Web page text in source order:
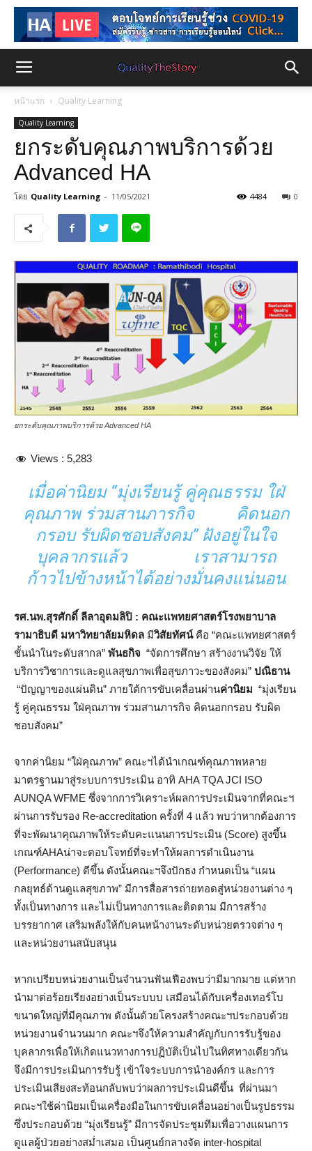
หน้าแรก Quality Learning
Quality Learning
ยกระดับคุณภาพบริการด้วย
Advanced HA
โดย Quality Learning - 11/05/2021 0
4484
ยกระดับคุณภาพบริการด้วย Advanced HA
Views : 5,283
เมื่อค่านิยม “มุ่งเรียนรู้ คู่คุณธรรม ใฝ่
คุณภาพ ร่วมสานภารกิจ คิดนอก
กรอบ รับผิดชอบสังคม” ฝังอยู่ในใจ
บุคลากรแล้ว เราสามารถ
ก้าวไปข้างหน้าได้อย่างมั่นคงแน่นอน
รศ.นพ.สุรศักดิ์ ลีลาอุดมลิปิ : คณะแพทยศาสตร์โรงพยาบาล
รามาธิบดี มหาวิทยาลัยมหิดล มีวิสัยทัศน์คือ “คณะแพทยศาสตร์
ชั้นนำในระดับสากล” พันธกิจ “จัดการศึกษา สร้างงานวิจัย ให้
บริการวิชาการและดูแลสุขภาพเพื่อสุขภาวะของสังคม” ปณิธาน
“ปัญญาของแผ่นดิน” ภายใต้การขับเคลื่อนผ่านค่านิยม “มุ่งเรียน
รู้ คู่คุณธรรม ใฝ่คุณภาพ ร่วมสานภารกิจ คิดนอกกรอบ รับผิด
ชอบสังคม”
จากค่านิยม “ใฝ่คุณภาพ” คณะฯได้นำเกณฑ์คุณภาพหลาย
มาตรฐานมาสู่ระบบการประเมิน อาทิ AHA TQA JCI ISO
AUNQA WFME ซึ่งจากการวิเคราะห์ผลการประเมินจากที่คณะฯ
ผ่านการรับรอง Re-accreditation ครั้งที่ 4 แล้ว พบว่าหากต้องการ
ที่จะพัฒนาคุณภาพให้ระดับคะแนนการประเมิน (Score) สูงขึ้น
เกณฑ์AHAน่าจะตอบโจทย์ที่จะทำให้ผลการดำเนินงาน
(Performance) ดีขึ้น ดังนั้นคณะฯจึงปักธง กำหนดเป็น “แผน
กลยุทธ์ด้านดูแลสุขภาพ” มีการสื่อสารถ่ายทอดสู่หน่วยงานต่าง ๆ
ทั้งเป็นทางการ และไม่เป็นทางการและติดตาม มีการสร้าง
บรรยากาศ เสริมพลังให้กับคนหน้างานระดับหน่วยตรวจต่าง ๆ
และหน่วยงานสนับสนุน
หากเปรียบหน่วยงานเป็นจำนวนฟันเฟืองพบว่ามีมากมาย แต่หาก
นำมาต่อร้อยเรียงอย่างเป็นระบบบ เสมือนได้กับเครื่องเทอร์โบ
ขนาดใหญ่ที่มีคุณภาพ ดังนั้นด้วยโครงสร้างคณะฯประกอบด้วย
หน่วยงานจำนวนมาก คณะฯจึงให้ความสำคัญกับการรับรู้ของ
บุคลากรเพื่อให้เกิดแนวทางการปฏิบัติเป็นไปในทิศทางเดียวกัน
จึงมีการประเมินการรับรู้ เข้าใจระบบการนำองค์กร และการ
ประเมินเสียงสะท้อนกลับพบว่าผลการประเมินดีขึ้น ที่ผ่านมา
คณะฯใช้ค่านิยมเป็นเครื่องมือในการขับเคลื่อนอย่างเป็นรูปธรรม
ซึ่งประกอบด้วย “มุ่งเรียนรู้” มีการจัดประชุมทีมเพื่อวางแผนการ
ดูแลผู้ป่วยอย่างสม่ำเสมอ เป็นศูนย์กลางจัด inter-hospital